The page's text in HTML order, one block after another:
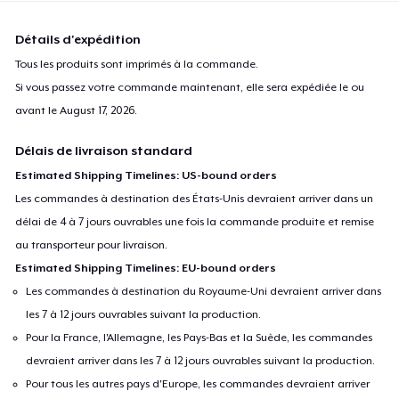
Détails d'expédition
Tous les produits sont imprimés à la commande.
Si vous passez votre commande maintenant, elle sera expédiée le ou
avant leAugust 17, 2026.
Délais de livraison standard
Estimated Shipping Timelines: US-bound orders
Les commandes à destination des États-Unis devraient arriver dans un
délai de 4 à 7 jours ouvrables une fois la commande produite et remise
au transporteur pour livraison.
Estimated Shipping Timelines: EU-bound orders
Les commandes à destination du Royaume-Uni devraient arriver dans
les 7 à 12 jours ouvrables suivant la production.
Pour la France, l'Allemagne, les Pays-Bas et la Suède, les commandes
devraient arriver dans les 7 à 12 jours ouvrables suivant la production.
Pour tous les autres pays d'Europe, les commandes devraient arriver